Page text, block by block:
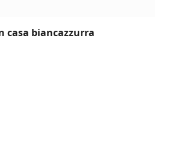
casa biancazzurra